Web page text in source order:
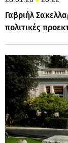
Γαβριήλ
πολιτικές